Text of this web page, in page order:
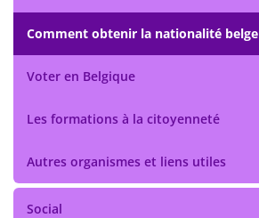
Comment obtenir la nationalité belge
Voter en Belgique
Les formations à la citoyenneté
Autres organismes et liens utiles
Social